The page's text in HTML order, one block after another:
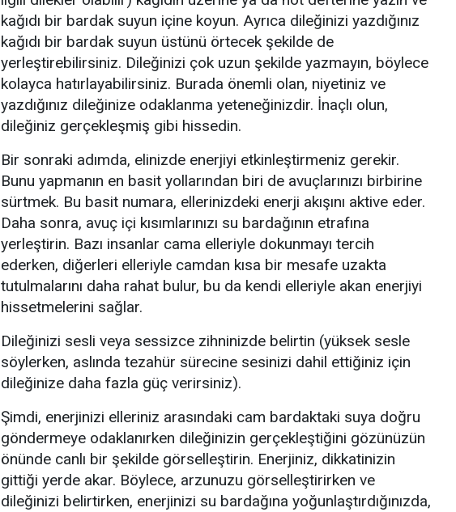
kağıdı bir bardak suyun içine koyun. Ayrıca dileğinizi yazdığınız
kağıdı bir bardak suyun üstünü örtecek şekilde de
yerleştirebilirsiniz. Dileğinizi çok uzun şekilde yazmayın, böylece
kolayca hatırlayabilirsiniz. Burada önemli olan, niyetiniz ve
yazdığınız dileğinize odaklanma yeteneğinizdir. İnaçlı olun,
dileğiniz gerçekleşmiş gibi hissedin.
Bir sonraki adımda, elinizde enerjiyi etkinleştirmeniz gerekir.
Bunu yapmanın en basit yollarından biri de avuçlarınızı birbirine
sürtmek. Bu basit numara, ellerinizdeki enerji akışını aktive eder.
Daha sonra, avuç içi kısımlarınızı su bardağının etrafına
yerleştirin. Bazı insanlar cama elleriyle dokunmayı tercih
ederken, diğerleri elleriyle camdan kısa bir mesafe uzakta
tutulmalarını daha rahat bulur, bu da kendi elleriyle akan enerjiyi
hissetmelerini sağlar.
Dileğinizi sesli veya sessizce zihninizde belirtin (yüksek sesle
söylerken, aslında tezahür sürecine sesinizi dahil ettiğiniz için
dileğinize daha fazla güç verirsiniz).
Şimdi, enerjinizi elleriniz arasındaki cam bardaktaki suya doğru
göndermeye odaklanırken dileğinizin gerçekleştiğini gözünüzün
önünde canlı bir şekilde görselleştirin. Enerjiniz, dikkatinizin
gittiği yerde akar. Böylece, arzunuzu görselleştirirken ve
dileğinizi belirtirken, enerjinizi su bardağına yoğunlaştırdığınızda,